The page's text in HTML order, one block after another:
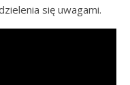
się uwagami.